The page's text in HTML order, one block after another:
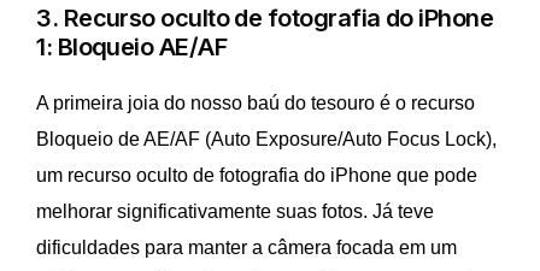
3. Recurso oculto de fotografia do iPhone
1: Bloqueio AE/AF
A primeira joia do nosso baú do tesouro é o recurso
Bloqueio de AE/AF (Auto Exposure/Auto Focus Lock),
um recurso oculto de fotografia do iPhone que pode
melhorar significativamente suas fotos. Já teve
dificuldades para manter a câmera focada em um